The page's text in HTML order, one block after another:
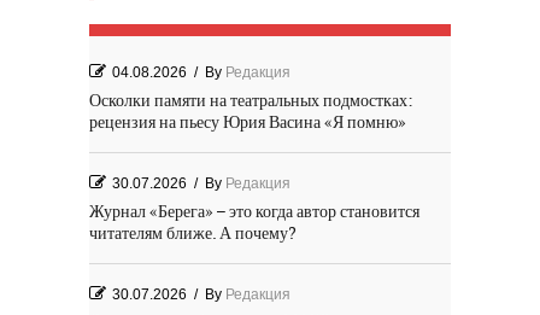
04.08.2026 / By Редакция
Осколки памяти на театральных подмостках:
рецензия на пьесу Юрия Васина «Я помню»
30.07.2026 / By Редакция
Журнал «Берега» – это когда автор становится
читателям ближе. А почему?
30.07.2026 / By Редакция